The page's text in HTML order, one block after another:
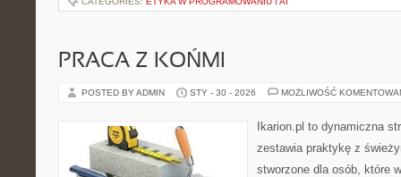
PRACA Z KOŃMI
POSTED BY ADMIN STY - 30 - 2026 MOŻLIWOŚĆ
Ikarion.pl to dynamiczna
zestawia praktykę z
stworzone dla osób, które